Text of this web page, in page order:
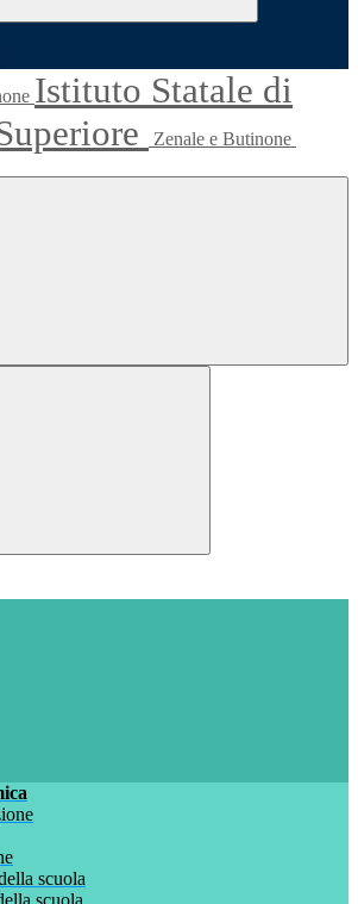
Istituto Statale di
Zenale e Butinone
scuola